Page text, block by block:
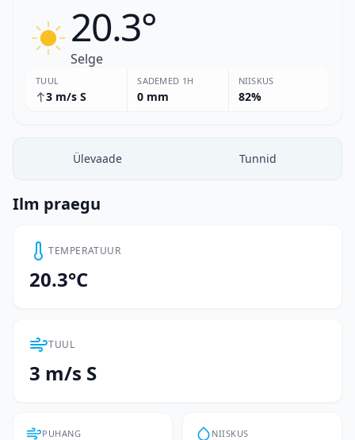
20.3°
Selge
TUUL
3 m/s S
SADEMED 1H
0 mm
NIISKUS
82%
Ülevaade Tunnid
Ilm praegu
TEMPERATUUR
20.3°C
TUUL
3 m/s S
PUHANG NIISKUS